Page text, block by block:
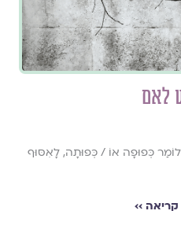
לאם
כְּפוּפָה אוֹ / כְּפוּתָה, לָאִסּוּף
››